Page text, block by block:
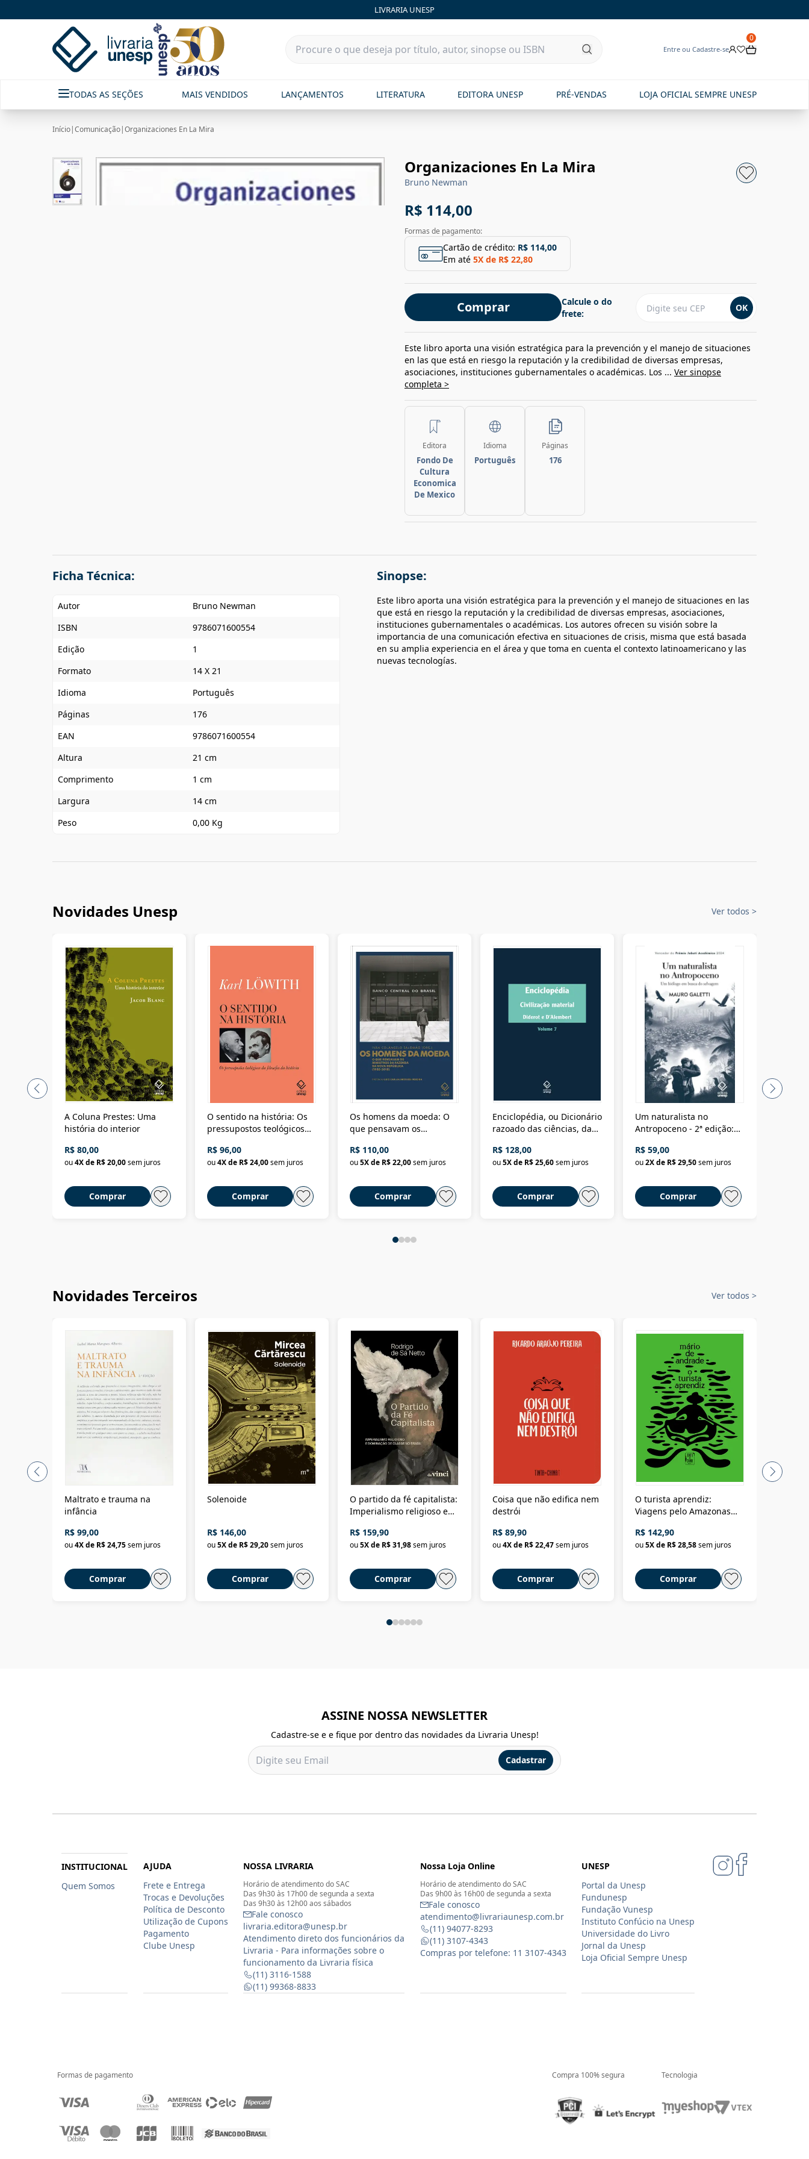
LIVRARIA UNESP
Entre ou Cadastre-se
0
TODAS AS SEÇÕES MAIS VENDIDOS LANÇAMENTOS LITERATURA EDITORA UNESP PRÉ-VENDAS LOJA OFICIAL SEMPRE UNESP
Início|Comunicação|Organizaciones En La Mira
Organizaciones En La Mira
Bruno Newman
R$ 114,00
Formas de pagamento:
Cartão de crédito: R$ 114,00
Em até 5X de R$ 22,80
Comprar
Calcule o do
frete:
OK
Este libro aporta una visión estratégica para la prevención y el manejo de situaciones
en las que está en riesgo la reputación y la credibilidad de diversas empresas,
asociaciones, instituciones gubernamentales o académicas. Los ... Ver sinopse
completa >
Editora
Fondo De
Cultura
Economica
De Mexico
Idioma
Português
Páginas
176
Ficha Técnica:
Autor
Bruno Newman
ISBN
9786071600554
Edição
1
Formato
14 X 21
Idioma
Português
Páginas
176
EAN
9786071600554
Altura
21 cm
Comprimento
1 cm
Largura
14 cm
Peso
0,00 Kg
Sinopse:
Este libro aporta una visión estratégica para la prevención y el manejo de situaciones en las
que está en riesgo la reputación y la credibilidad de diversas empresas, asociaciones,
instituciones gubernamentales o académicas. Los autores ofrecen su visión sobre la
importancia de una comunicación efectiva en situaciones de crisis, misma que está basada
en su amplia experiencia en el área y que toma en cuenta el contexto latinoamericano y las
nuevas tecnologías.
Novidades Unesp Ver todos >
A Coluna Prestes: Uma
história do interior
R$ 80,00
ou4X de R$ 20,00sem juros
Comprar
O sentido na história: Os
pressupostos teológicos
R$ 96,00
ou4X de R$ 24,00sem juros
Comprar
Os homens da moeda: O
que pensavam os
Nova República (1985-
2018)
R$ 110,00
ou5X de R$ 22,00sem juros
Comprar
Enciclopédia, ou Dicionário
razoado das ciências, das
Civilização material
R$ 128,00
ou5X de R$ 25,60sem juros
Comprar
Um naturalista no
Antropoceno - 2ª edição:
selvagem
R$ 59,00
ou2X de R$ 29,50sem juros
Comprar
Novidades Terceiros Ver todos >
Maltrato e trauma na
infância
R$ 99,00
ou4X de R$ 24,75sem juros
Comprar
Solenoide
R$ 146,00
ou5X de R$ 29,20sem juros
Comprar
O partido da fé capitalista:
Imperialismo religioso e
Brasil
R$ 159,90
ou5X de R$ 31,98sem juros
Comprar
Coisa que não edifica nem
destrói
R$ 89,90
ou4X de R$ 22,47sem juros
Comprar
O turista aprendiz:
Viagens pelo Amazonas
até a Bolívia e por Marajó
até dizer chega
R$ 142,90
ou5X de R$ 28,58sem juros
Comprar
ASSINE NOSSA NEWSLETTER
Cadastre-se e e fique por dentro das novidades da Livraria Unesp!
Cadastrar
INSTITUCIONAL
Quem Somos
AJUDA
Frete e Entrega
Trocas e Devoluções
Política de Desconto
Utilização de Cupons
Pagamento
Clube Unesp
NOSSA LIVRARIA
Horário de atendimento do SAC
Das 9h30 às 17h00 de segunda a sexta
Das 9h30 às 12h00 aos sábados
Fale conosco
livraria.editora@unesp.br
Atendimento direto dos funcionários da
Livraria - Para informações sobre o
funcionamento da Livraria física
(11) 3116-1588
(11) 99368-8833
Nossa Loja Online
Horário de atendimento do SAC
Das 9h00 às 16h00 de segunda a sexta
Fale conosco
atendimento@livrariaunesp.com.br
(11) 94077-8293
(11) 3107-4343
Compras por telefone: 11 3107-4343
UNESP
Portal da Unesp
Fundunesp
Fundação Vunesp
Instituto Confúcio na Unesp
Universidade do Livro
Jornal da Unesp
Loja Oficial Sempre Unesp
Formas de pagamento Compra 100% segura Tecnologia